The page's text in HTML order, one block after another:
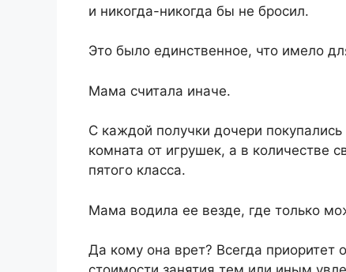
и никогда-никогда бы не бросил.
Это было единственное, что имело
Мама считала иначе.
С каждой получки дочери
комната от игрушек, а в количестве
пятого класса.
Мама водила ее везде, где только
Да кому она врет? Всегда приоритет